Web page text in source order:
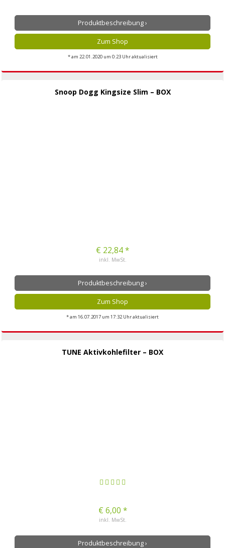
Produktbeschreibung ›
Zum Shop
* am 22.01.2020 um 0:23 Uhr aktualisiert
Snoop Dogg Kingsize Slim – BOX
€ 22,84 *
inkl. MwSt.
Produktbeschreibung ›
Zum Shop
* am 16.07.2017 um 17:32 Uhr aktualisiert
TUNE Aktivkohlefilter – BOX
€ 6,00 *
inkl. MwSt.
Produktbeschreibung ›